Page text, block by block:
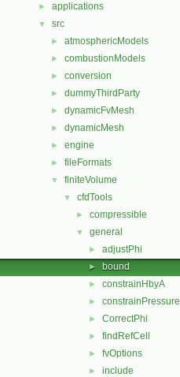
► applications
▼ src
► atmosphericModels
► combustionModels
► conversion
► dummyThirdParty
► dynamicFvMesh
► dynamicMesh
► engine
► fileFormats
▼ finiteVolume
▼ cfdTools
► compressible
▼ general
► adjustPhi
► bound
► constrainHbyA
► constrainPressure
► CorrectPhi
► findRefCell
► fvOptions
► include